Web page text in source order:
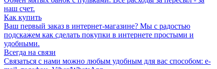
наш счет.
Как купить
Ваш первый заказ в интернет-магазине? Мы с радостью
подскажем как сделать покупки в интернете простыми и
удобными.
Всегда на связи
Связаться с нами можно любым удобным для вас способом: e-